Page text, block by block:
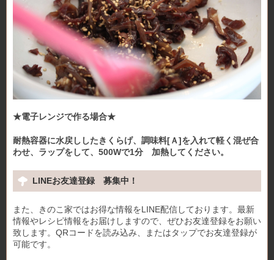
★電子レンジで作る場合★
耐熱容器に水戻ししたきくらげ、調味料[Ａ]を入れて軽く混ぜ合
わせ、ラップをして、500Wで1分 加熱してください。
LINEお友達登録 募集中！
また、きのこ家ではお得な情報をLINE配信しております。最新
情報やレシピ情報をお届けしますので、ぜひお友達登録をお願い
致します。QRコードを読み込み、またはタップでお友達登録が
可能です。